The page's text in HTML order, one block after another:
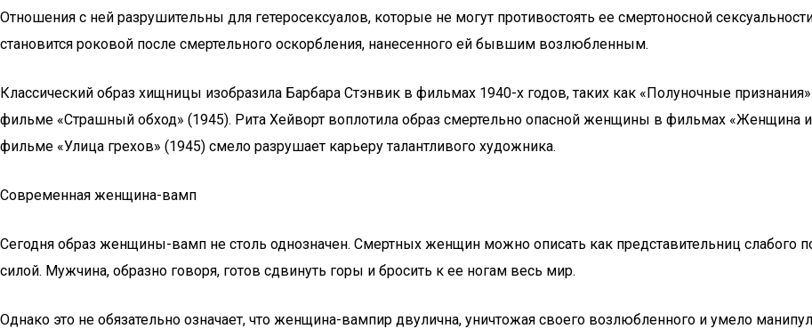
Отношения с ней разрушительны для гетеросексуалов, которые не могут противостоять ее смертоносной
становится роковой после смертельного оскорбления, нанесенного ей бывшим возлюбленным.
Классический образ хищницы изобразила Барбара Стэнвик в фильмах 1940-х годов, таких как «Полуночные
фильме «Страшный обход» (1945). Рита Хейворт воплотила образ смертельно опасной женщины в фильмах «Женщина
фильме «Улица грехов» (1945) смело разрушает карьеру талантливого художника.
Современная женщина-вамп
Сегодня образ женщины-вамп не столь однозначен. Смертных женщин можно описать как представительниц слабого
силой. Мужчина, образно говоря, готов сдвинуть горы и бросить к ее ногам весь мир.
Однако это не обязательно означает, что женщина-вампир двулична, уничтожая своего возлюбленного и умело